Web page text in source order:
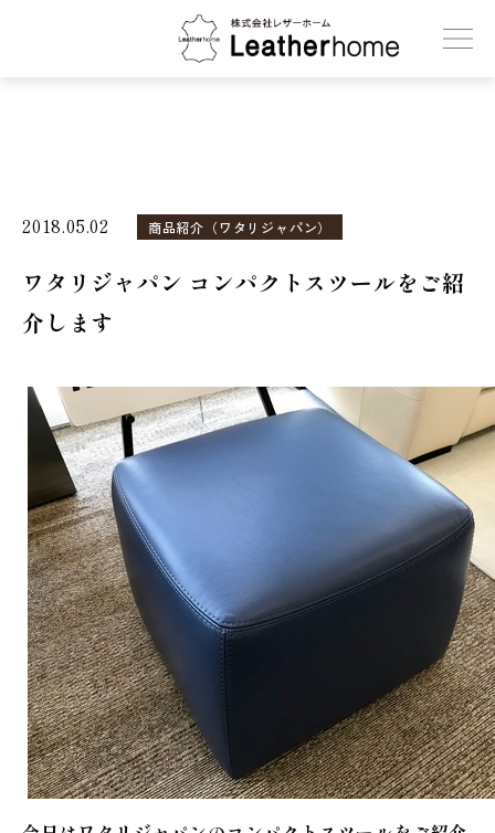
株式会社レザーホーム
2018.05.02 商品紹介（ワタリジャパン）
ワタリジャパン コンパクトスツールをご紹
介します